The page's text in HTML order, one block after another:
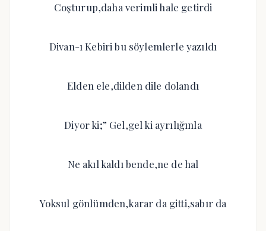
Coşturup,daha verimli hale getirdi
Divan-ı Kebiri bu söylemlerle yazıldı
Elden ele,dilden dile dolandı
Diyor ki;” Gel,gel ki ayrılığınla
Ne akıl kaldı bende,ne de hal
Yoksul gönlümden,karar da gitti,sabır da